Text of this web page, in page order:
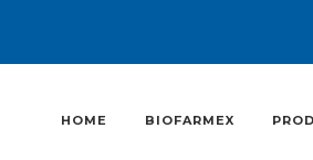
HOME BIOFARMEX